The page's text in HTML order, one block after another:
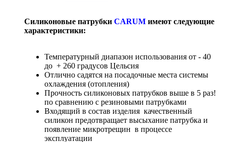
Силиконовые патрубки CARUM имеют следующие
характеристики:
Температурный диапазон использования от - 40
до + 260 градусов Цельсия
Отлично садятся на посадочные места системы
охлаждения (отопления)
Прочность силиконовых патрубков выше в 5 раз!
по сравнению с резиновыми патрубками
Входящий в состав изделия качественный
силикон предотвращает высыхание патрубка и
появление микротрещин в процессе
эксплуатации